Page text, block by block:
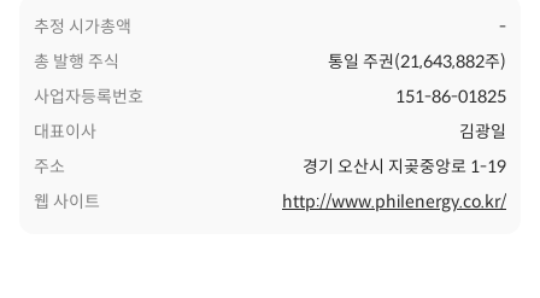
추정 시가총액
-
총 발행 주식
통일 주권(21,643,882주)
사업자등록번호
151-86-01825
대표이사
김광일
주소
경기 오산시 지곶중앙로 1-19
웹 사이트
http://www.philenergy.co.kr/